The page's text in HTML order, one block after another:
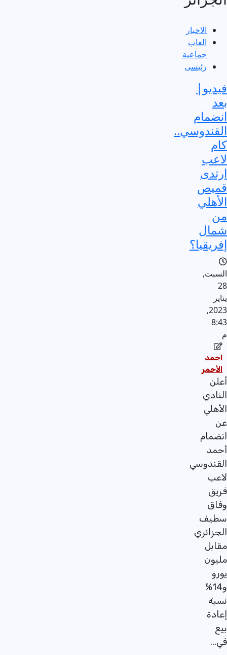
الاخبار
العاب
جماعية
رئيسى
فيديو|
بعد
انضمام
القندوسي..
كام
لاعب
ارتدى
قميص
الأهلي
من
شمال
إفريقيا؟
السبت,
28
يناير
2023,
8:43
م
احمد
الأحمر
أعلن
النادي
الأهلي
عن
انضمام
أحمد
القندوسي
لاعب
فريق
وفاق
سطيف
الجزائري
مقابل
مليون
يورو
و14%
نسبة
إعادة
بيع
في...